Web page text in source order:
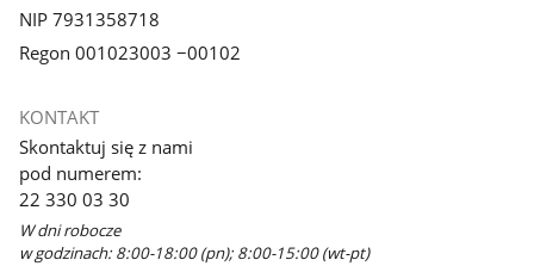
NIP 7931358718
Regon 001023003 −00102
KONTAKT
Skontaktuj się z nami
pod numerem:
22 330 03 30
W dni robocze
w godzinach: 8:00-18:00 (pn); 8:00-15:00 (wt-pt)